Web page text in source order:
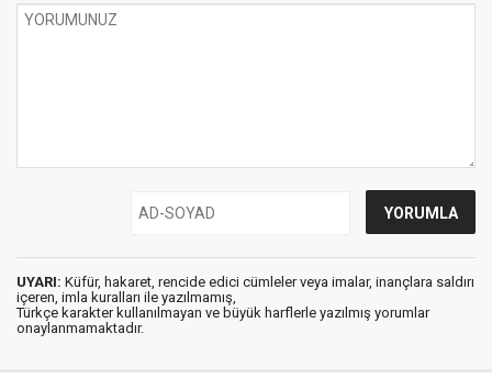
UYARI: Küfür, hakaret, rencide edici cümleler veya imalar, inançlara saldırı
içeren, imla kuralları ile yazılmamış,
Türkçe karakter kullanılmayan ve büyük harflerle yazılmış yorumlar
onaylanmamaktadır.